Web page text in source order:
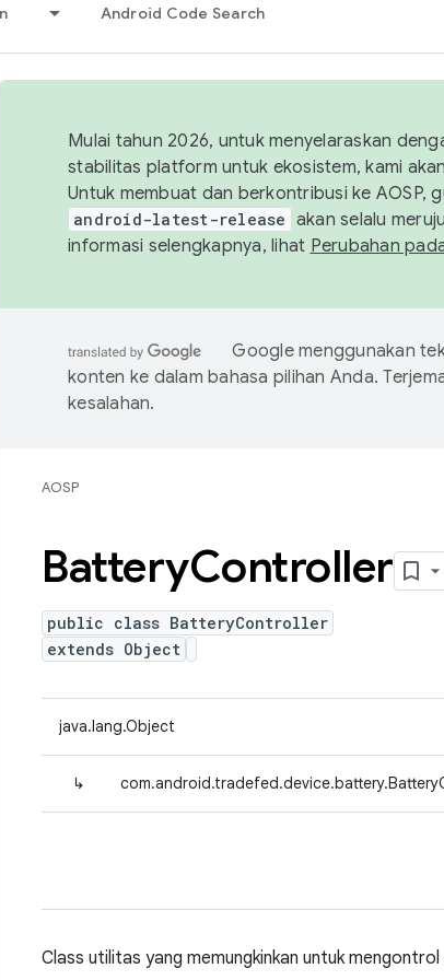
Android Code Search
Mulai tahun 2026, untuk menyelaraskan
stabilitas platform untuk ekosistem, kami
Untuk membuat dan berkontribusi ke AOSP,
android-latest-release akan selalu
informasi selengkapnya, lihat Perubahan
Google menggunakan
konten ke dalam bahasa pilihan Anda.
kesalahan.
AOSP
BatteryController
public class BatteryController
extends Object
java.lang.Object
↳
Class utilitas yang memungkinkan untuk